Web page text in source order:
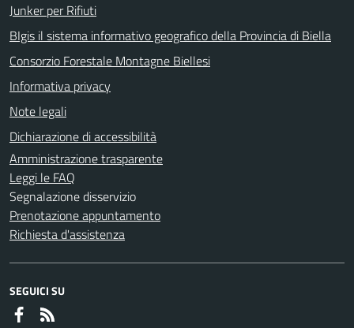
Junker per Rifiuti
BIgis il sistema informativo geografico della Provincia di Biella
Consorzio Forestale Montagne Biellesi
Informativa privacy
Note legali
Dichiarazione di accessibilità
Amministrazione trasparente
Leggi le FAQ
Segnalazione disservizio
Prenotazione appuntamento
Richiesta d'assistenza
SEGUICI SU